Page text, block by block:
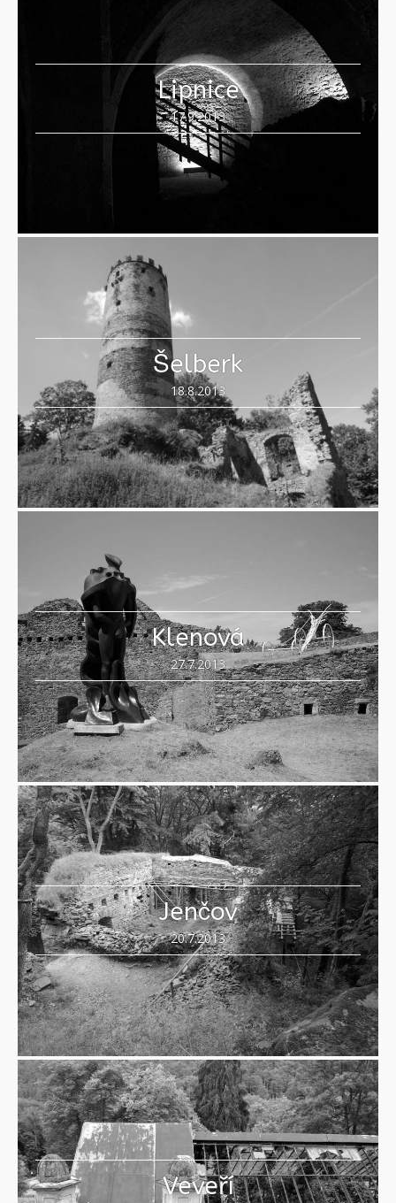
Lipnice
17.9.2013
Šelberk
18.8.2013
Klenová
27.7.2013
Jenčov
20.7.2013
Veveří